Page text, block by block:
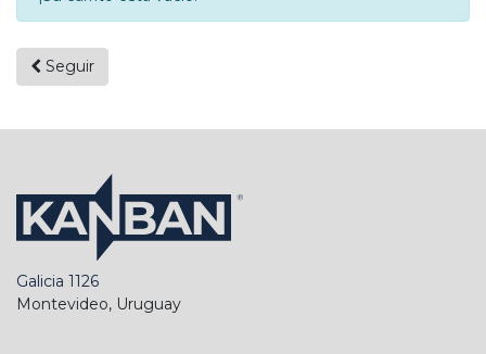
Seguir
Galicia 1126
Montevideo, Uruguay